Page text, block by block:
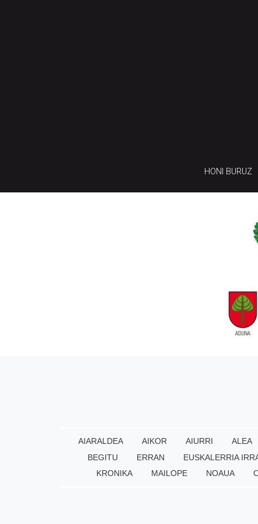
HONI BURUZ
AIARALDEA AIKOR AIURRI ALEA
BEGITU
ERRAN EUSKALERRIA
KRONIKA
MAILOPE NOAUA